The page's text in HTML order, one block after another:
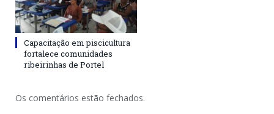
Capacitação em piscicultura
fortalece comunidades
ribeirinhas de Portel
Os comentários estão fechados.